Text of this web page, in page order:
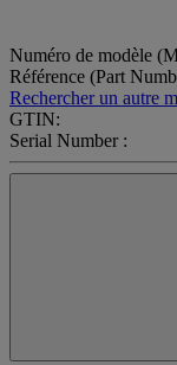
Numéro de modèle
Référence (Part
Rechercher un autre
GTIN:
Serial Number :